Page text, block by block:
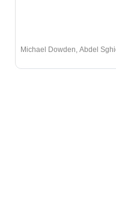
Michael Dowden, Abdel